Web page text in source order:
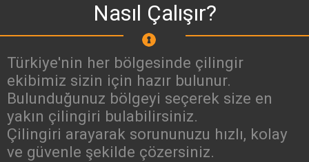
Nasıl Çalışır?
Türkiye'nin her bölgesinde çilingir
ekibimiz sizin için hazır bulunur.
Bulunduğunuz bölgeyi seçerek size en
yakın çilingiri bulabilirsiniz.
Çilingiri arayarak sorununuzu hızlı, kolay
ve güvenle şekilde çözersiniz.